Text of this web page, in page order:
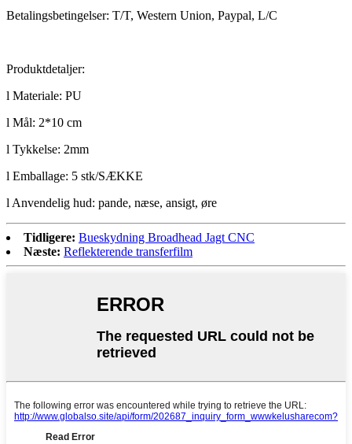
Betalingsbetingelser: T/T, Western Union, Paypal, L/C
Produktdetaljer:
l Materiale: PU
l Mål: 2*10 cm
l Tykkelse: 2mm
l Emballage: 5 stk/SÆKKE
l Anvendelig hud: pande, næse, ansigt, øre
Tidligere: Bueskydning Broadhead Jagt CNC
Næste: Reflekterende transferfilm